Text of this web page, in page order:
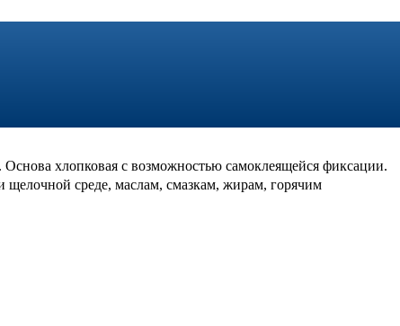
хлопковая с возможностью самоклеящейся фиксации.
среде, маслам, смазкам, жирам, горячим